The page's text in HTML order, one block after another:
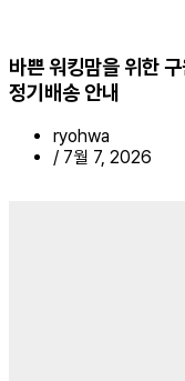
바쁜 워킹맘을 위한
정기배송 안내
ryohwa
/ 7월 7, 2026